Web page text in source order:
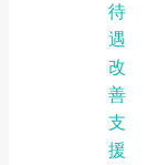
待
遇
改
善
支
援